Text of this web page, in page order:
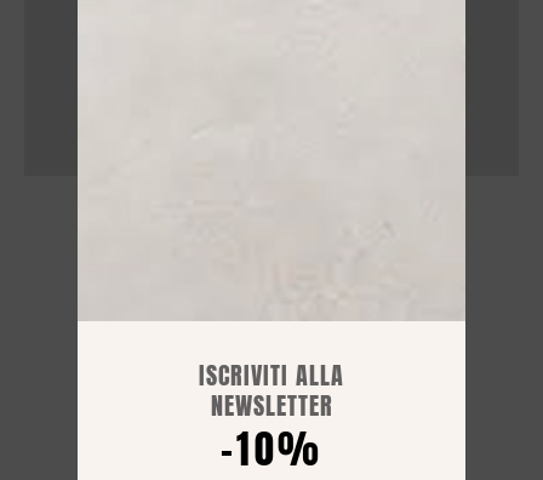
SPEDIZIONI GRATIS IN TUTTA ITALIA
Per le consegne in Italia
ISCRIVITI ALLA
NEWSLETTER
-10%